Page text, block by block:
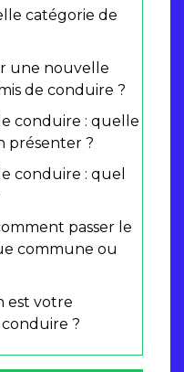
catégorie de
une nouvelle
de conduire ?
conduire : quelle
présenter ?
conduire : quel
passer le
commune ou
est votre
?